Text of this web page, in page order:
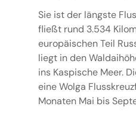
Sie ist der längste
fließt rund 3.534
europäischen Teil
liegt in den
ins Kaspische Meer.
eine Wolga
Monaten Mai bis